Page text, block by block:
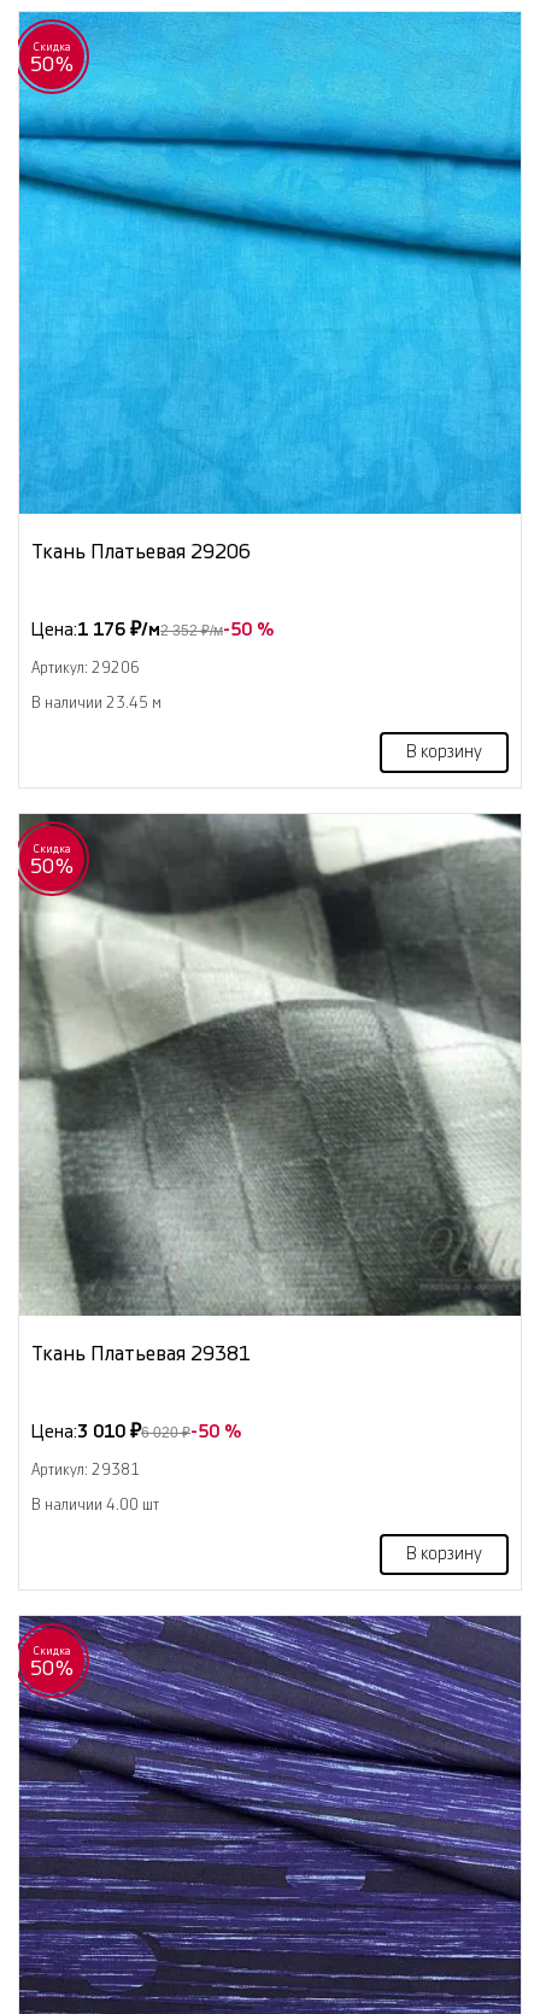
Скидка
50%
Ткань Платьевая 29206
Цена:1 176 ₽/м2 352 ₽/м-50 %
Артикул: 29206
В наличии 23.45 м
В корзину
Скидка
50%
Ткань Платьевая 29381
Цена:3 010 ₽6 020 ₽-50 %
Артикул: 29381
В наличии 4.00 шт
В корзину
Скидка
50%